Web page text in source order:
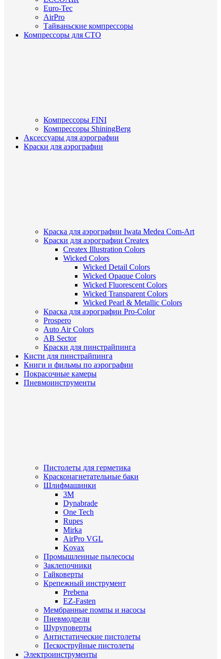
Euro-Tec
AirPro
Тайваньские компрессоры
Компрессоры для СТО
Компрессоры FINI
Компрессоры ShiningBerg
Аксессуары для аэрографии
Краски для аэрографии
Краска для аэрографии Iwata Medea Com-Art
Краски для аэрографии Createx
Createx Illustration Colors
Wicked Colors
Wicked Detail Colors
Wicked Opaque Colors
Wicked Fluorescent Colors
Wicked Transparent Colors
Wicked Pearl & Metallic Colors
Краска для аэрографии Pro-Color
Prospero
Auto Air Colors
AB Sector
Краски для пинстрайпинга
Кисти для пинстрайпинга
Книги и фильмы по аэрографии
Покрасочные камеры
Пневмоинструменты
Пистолеты для герметика
Красконагнетательные баки
Шлифмашинки
3M
Dynabrade
One Tech
Rupes
Mirka
AirPro VGL
Kovax
Промышленные пылесосы
Заклепочники
Гайковерты
Крепежный инструмент
Prebena
EZ-Fasten
Мембранные помпы и насосы
Пневмодрели
Шуруповерты
Антистатические пистолеты
Пескоструйные пистолеты
Электроинструменты